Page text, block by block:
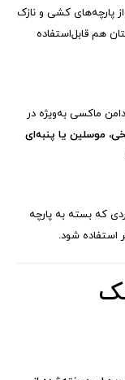
پارچه‌های کشی و نازک
هم قابل‌استفاده
ماکسی به‌ویژه در
موسلین یا پنبه‌ای
که بسته به پارچه
استفاده شود.